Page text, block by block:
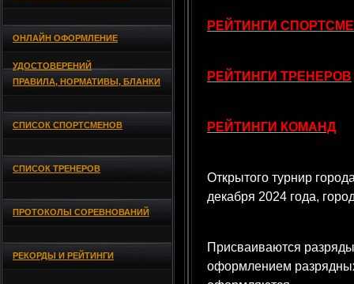
ОНЛАЙН ОФОРМЛЕНИЕ
УДОСТОВЕРЕНИЙ
ПРАВИЛА, НОРМАТИВЫ, БЛАНКИ
СПИСОК СПОРТСМЕНОВ
СПИСОК ТРЕНЕРОВ
ПРОТОКОЛЫ СОРЕВНОВАНИЙ
РЕКОРДЫ И РЕЙТИНГИ
РЕЙТИНГИ
РЕЙТИНГИ ТРЕНЕРОВ
РЕЙТИНГИ КОМАНД
Открытого турнир
декабря 2024 года,
Присваиваются
оформлением